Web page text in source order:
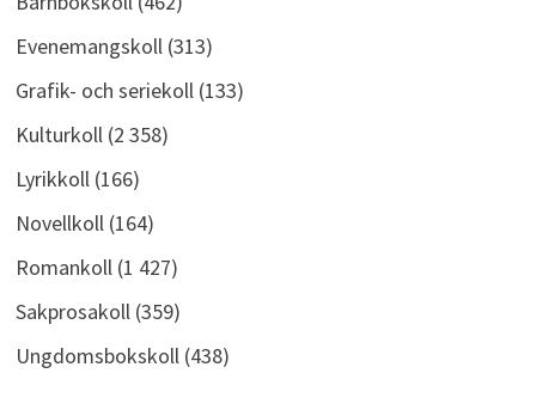
Evenemangskoll(313)
Grafik- och seriekoll(133)
Kulturkoll(2 358)
Lyrikkoll(166)
Novellkoll(164)
Romankoll(1 427)
Sakprosakoll(359)
Ungdomsbokskoll(438)